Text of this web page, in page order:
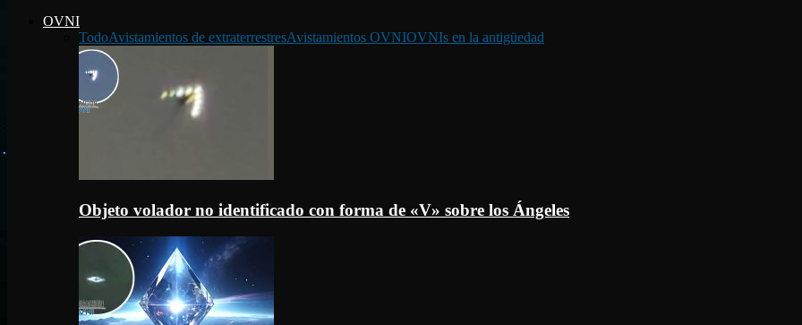
OVNI
TodoAvistamientos de extraterrestresAvistamientos OVNIOVNIs en la antigüedad
Objeto volador no identificado con forma de «V» sobre los Ángeles